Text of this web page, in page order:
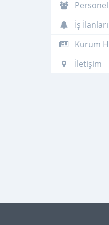
Personel
İş İlanları
Kurum
İletişim